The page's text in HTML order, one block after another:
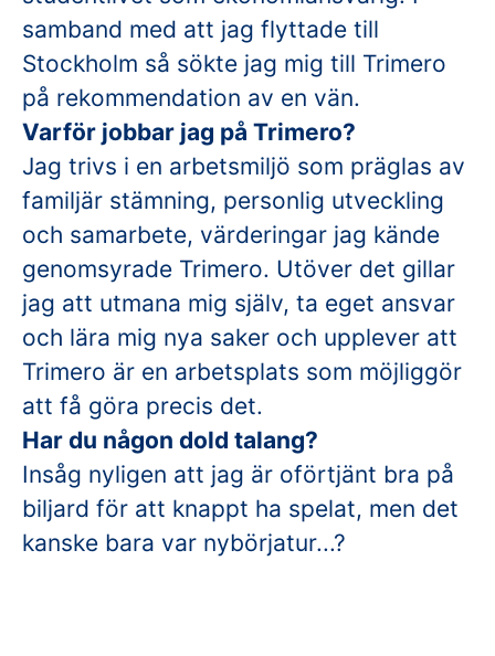
samband med att jag flyttade till
Stockholm så sökte jag mig till Trimero
på rekommendation av en vän.
Varför jobbar jag på Trimero?
Jag trivs i en arbetsmiljö som präglas av
familjär stämning, personlig utveckling
och samarbete, värderingar jag kände
genomsyrade Trimero. Utöver det gillar
jag att utmana mig själv, ta eget ansvar
och lära mig nya saker och upplever att
Trimero är en arbetsplats som möjliggör
att få göra precis det.
Har du någon dold talang?
Insåg nyligen att jag är oförtjänt bra på
biljard för att knappt ha spelat, men det
kanske bara var nybörjatur...?